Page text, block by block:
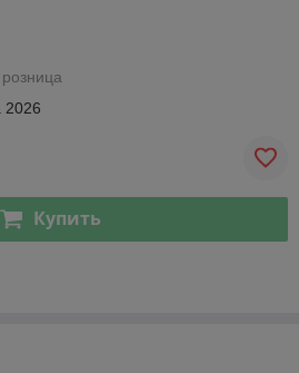
2026
Купить